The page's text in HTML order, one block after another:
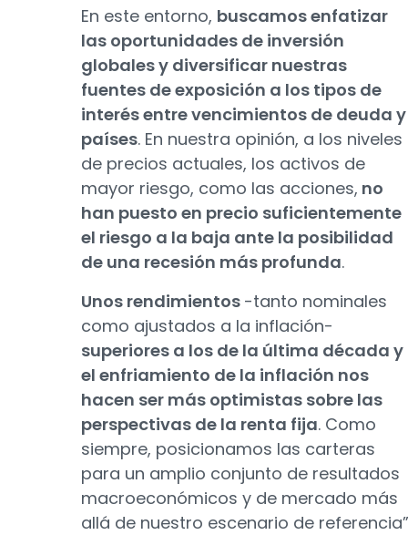
En este entorno, buscamos enfatizar
las oportunidades de inversión
globales y diversificar nuestras
fuentes de exposición a los tipos de
interés entre vencimientos de deuda y
países. En nuestra opinión, a los niveles
de precios actuales, los activos de
mayor riesgo, como las acciones, no
han puesto en precio suficientemente
el riesgo a la baja ante la posibilidad
de una recesión más profunda.
Unos rendimientos -tanto nominales
como ajustados a la inflación-
superiores a los de la última década y
el enfriamiento de la inflación nos
hacen ser más optimistas sobre las
perspectivas de la renta fija. Como
siempre, posicionamos las carteras
para un amplio conjunto de resultados
macroeconómicos y de mercado más
allá de nuestro escenario de